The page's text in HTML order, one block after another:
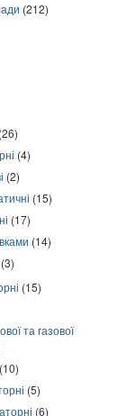
(212)
(26)
(4)
(2)
(15)
(17)
(14)
(3)
(15)
та газової
(10)
(5)
(6)